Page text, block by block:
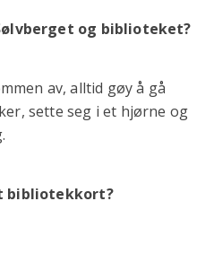
og biblioteket?
av, alltid gøy å gå
sette seg i et hjørne og
bibliotekkort?